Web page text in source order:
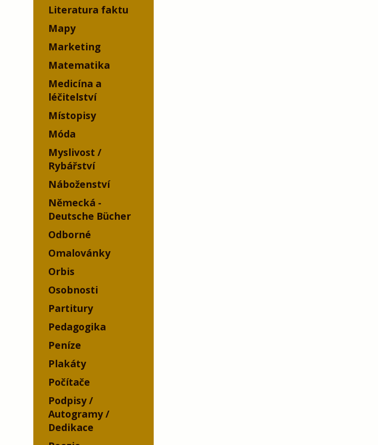
Literatura faktu
Mapy
Marketing
Matematika
Medicína a
léčitelství
Místopisy
Móda
Myslivost /
Rybářství
Náboženství
Německá -
Deutsche Bücher
Odborné
Omalovánky
Orbis
Osobnosti
Partitury
Pedagogika
Peníze
Plakáty
Počítače
Podpisy /
Autogramy /
Dedikace